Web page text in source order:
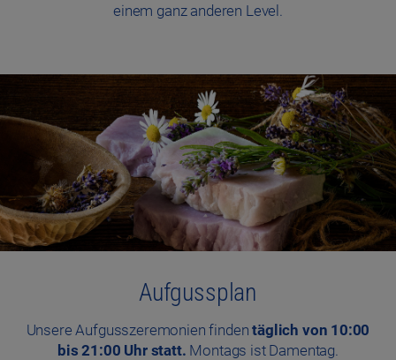
einem ganz anderen Level.
Aufgussplan
Unsere Aufgusszeremonien findentäglich von 10:00
bis 21:00 Uhr statt. Montags ist Damentag.